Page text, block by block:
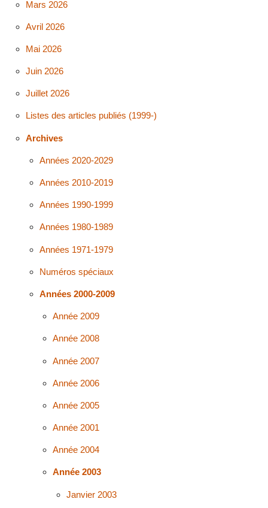
Mars 2026
Avril 2026
Mai 2026
Juin 2026
Juillet 2026
Listes des articles publiés (1999-)
Archives
Années 2020-2029
Années 2010-2019
Années 1990-1999
Années 1980-1989
Années 1971-1979
Numéros spéciaux
Années 2000-2009
Année 2009
Année 2008
Année 2007
Année 2006
Année 2005
Année 2001
Année 2004
Année 2003
Janvier 2003